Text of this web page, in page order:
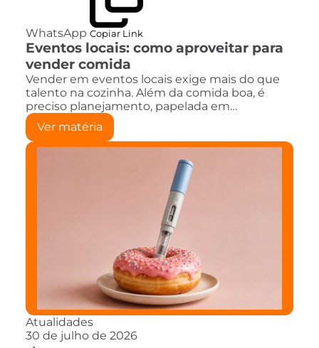
WhatsApp Copiar Link
Eventos locais: como aproveitar para
vender comida
Vender em eventos locais exige mais do que
talento na cozinha. Além da comida boa, é
preciso planejamento, papelada em…
Ver matéria
Atualidades
30 de julho de 2026